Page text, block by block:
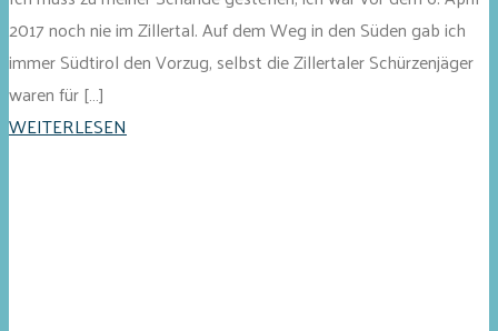
2017 noch nie im Zillertal. Auf dem Weg in den Süden gab ich
immer Südtirol den Vorzug, selbst die Zillertaler Schürzenjäger
waren für […]
WEITERLESEN